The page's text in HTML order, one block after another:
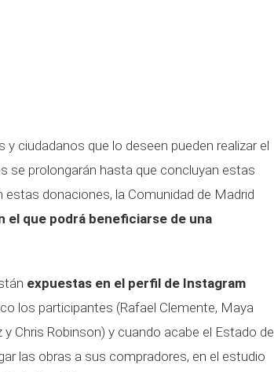
ciudadanos que lo deseen pueden realizar el
se prolongarán hasta que concluyan estas
donaciones, la Comunidad de Madrid
el que podrá beneficiarse de una
expuestas en el perfil de Instagram
los participantes (Rafael Clemente, Maya
Chris Robinson) y cuando acabe el Estado de
las obras a sus compradores, en el estudio